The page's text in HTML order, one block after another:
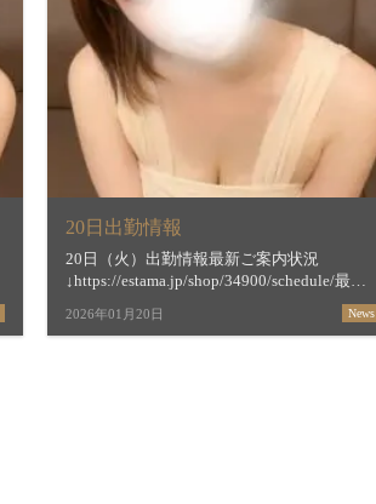
20日出勤情報
20日（火）出勤情報最新ご案内状況
↓https://estama.jp/shop/34900/schedule/最短
ご案内時間＆お店からの新着メッセージ
↓https://estama.jp/shop/34900/【すすき […]
2026年01月20日 News